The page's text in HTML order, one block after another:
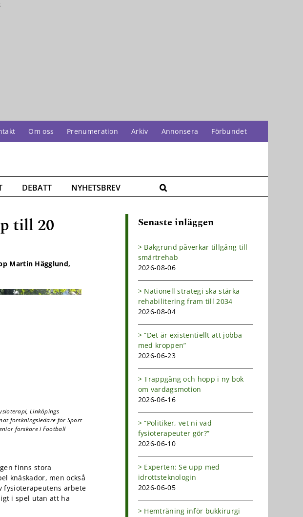
Om oss Prenumeration Arkiv Annonsera Förbundet
DEBATT NYHETSBREV
till 20
Martin Hägglund,
Linköpings
forskningsledare för Sport
forskare i Football
finns stora
knäskador, men också
fysioterapeutens arbete
i spel utan att ha
Senaste inläggen
Bakgrund påverkar tillgång till
smärtrehab
2026-08-06
Nationell strategi ska stärka
rehabilitering fram till 2034
2026-08-04
”Det är existentiellt att jobba
med kroppen”
2026-06-23
Trappgång och hopp i ny bok
om vardagsmotion
2026-06-16
”Politiker, vet ni vad
fysioterapeuter gör?”
2026-06-10
Experten: Se upp med
idrottsteknologin
2026-06-05
Hemträning inför bukkirurgi